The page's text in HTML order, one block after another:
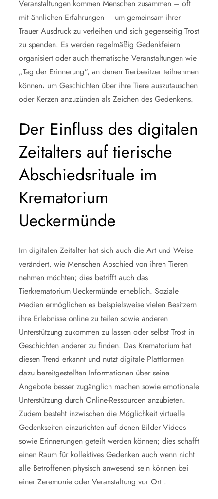
Veranstaltungen kommen Menschen zusammen – oft
mit ähnlichen Erfahrungen – um gemeinsam ihrer
Trauer Ausdruck zu verleihen und sich gegenseitig Trost
zu spenden. Es werden regelmäßig Gedenkfeiern
organisiert oder auch thematische Veranstaltungen wie
„Tag der Erinnerung“, an denen Tierbesitzer teilnehmen
können، um Geschichten über ihre Tiere auszutauschen
oder Kerzen anzuzünden als Zeichen des Gedenkens.
Der Einfluss des digitalen
Zeitalters auf tierische
Abschiedsrituale im
Krematorium
Ueckermünde
Im digitalen Zeitalter hat sich auch die Art und Weise
verändert, wie Menschen Abschied von ihren Tieren
nehmen möchten; dies betrifft auch das
Tierkrematorium Ueckermünde erheblich. Soziale
Medien ermöglichen es beispielsweise vielen Besitzern
ihre Erlebnisse online zu teilen sowie anderen
Unterstützung zukommen zu lassen oder selbst Trost in
Geschichten anderer zu finden. Das Krematorium hat
diesen Trend erkannt und nutzt digitale Plattformen
dazu bereitgestellten Informationen über seine
Angebote besser zugänglich machen sowie emotionale
Unterstützung durch Online-Ressourcen anzubieten.
Zudem besteht inzwischen die Möglichkeit virtuelle
Gedenkseiten einzurichten auf denen Bilder Videos
sowie Erinnerungen geteilt werden können; dies schafft
einen Raum für kollektives Gedenken auch wenn nicht
alle Betroffenen physisch anwesend sein können bei
einer Zeremonie oder Veranstaltung vor Ort .